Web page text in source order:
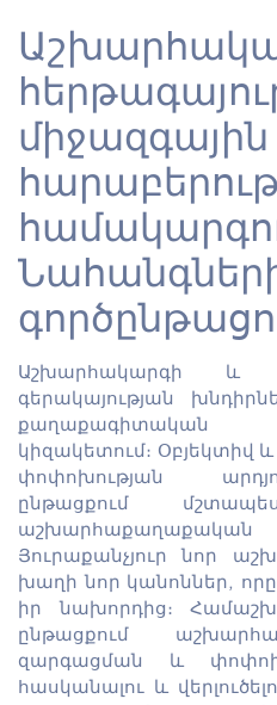
միջազգային
Աշխարհակարգի և
գերակայության
քաղաքագիտական
կիզակետում։ Օբյեկտիվ
փոփոխության
ընթացքում
Յուրաքանչյուր նոր
խաղի նոր կանոններ,
իր նախորդից։
ընթացքում
զարգացման և
հասկանալու և